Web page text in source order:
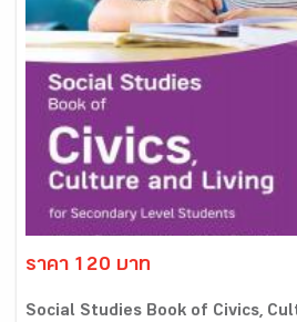
ราคา 120 บาท
Social Studies Book of Civics,